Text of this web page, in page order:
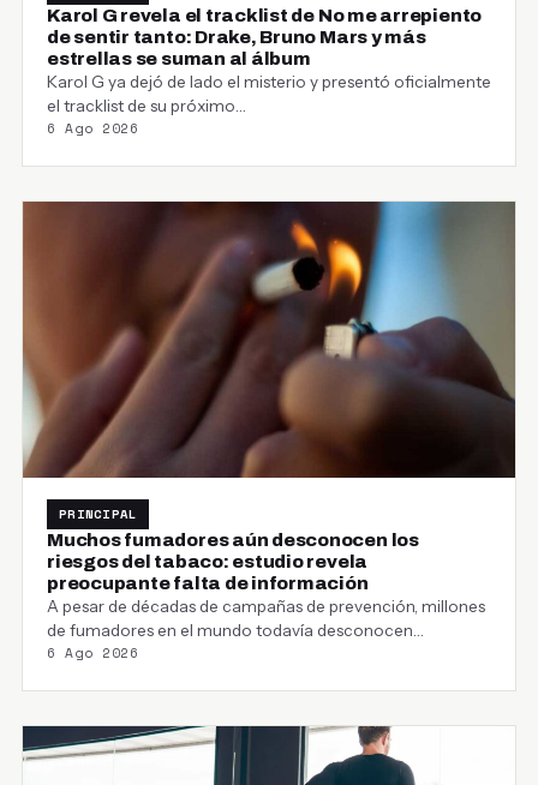
Karol G revela el tracklist de No me arrepiento
de sentir tanto: Drake, Bruno Mars y más
estrellas se suman al álbum
Karol G ya dejó de lado el misterio y presentó oficialmente
el tracklist de su próximo…
6 Ago 2026
PRINCIPAL
Muchos fumadores aún desconocen los
riesgos del tabaco: estudio revela
preocupante falta de información
A pesar de décadas de campañas de prevención, millones
de fumadores en el mundo todavía desconocen…
6 Ago 2026